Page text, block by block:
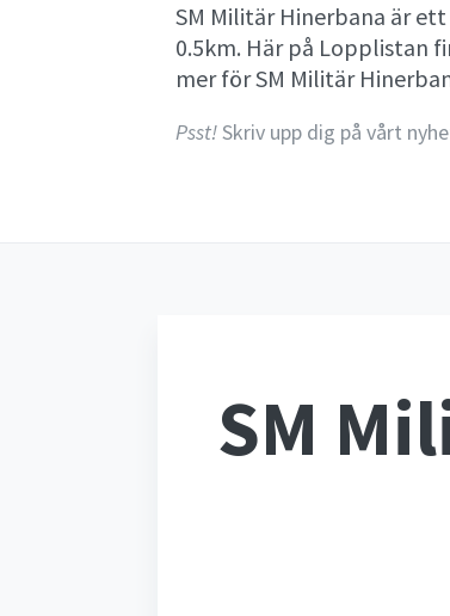
SM Militär Hinerbana är
0.5km. Här på Lopplistan
mer för SM Militär
Psst!Skriv upp dig på vårt
SM